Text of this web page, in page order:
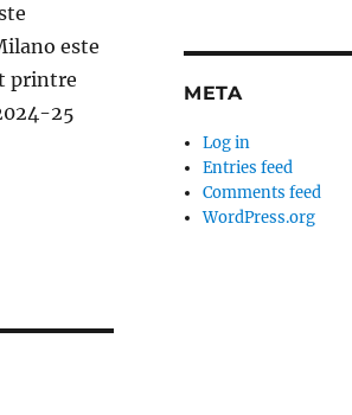
este
printre
25
META
Log in
Entries feed
Comments feed
WordPress.org